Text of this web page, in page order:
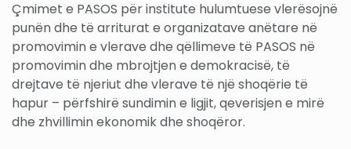
Çmimet e PASOS për institute hulumtuese vlerësojnë
punën dhe të arriturat e organizatave anëtare në
promovimin e vlerave dhe qëllimeve të PASOS në
promovimin dhe mbrojtjen e demokracisë, të
drejtave të njeriut dhe vlerave të një shoqërie të
hapur – përfshirë sundimin e ligjit, qeverisjen e mirë
dhe zhvillimin ekonomik dhe shoqëror.